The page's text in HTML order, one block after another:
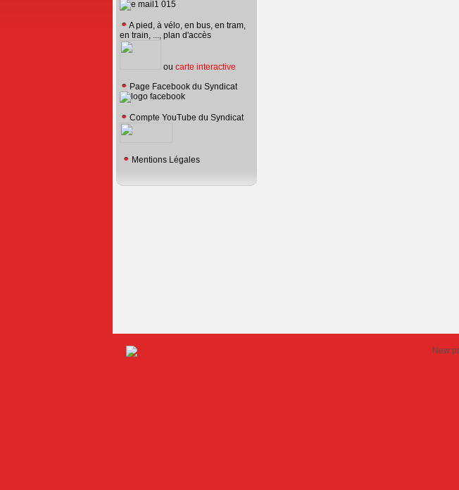
A pied, à vélo, en bus, en tram,
en train, ..., plan d'accès
ou carte interactive
Page Facebook du Syndicat
Compte YouTube du Syndicat
Mentions Légales